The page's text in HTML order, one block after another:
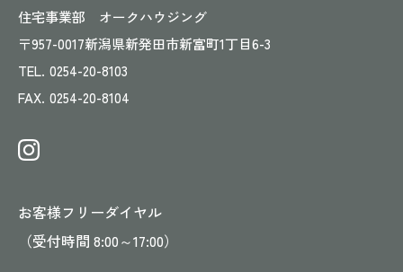
住宅事業部 オークハウジング
〒957-0017新潟県新発田市新富町1丁目6-3
TEL. 0254-20-8103
FAX. 0254-20-8104
お客様フリーダイヤル
（受付時間 8:00～17:00）